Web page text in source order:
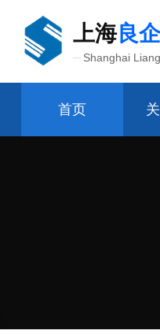
上海良
Shanghai
首页